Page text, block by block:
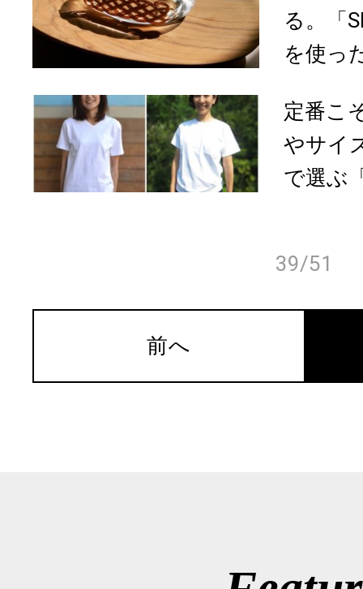
る。「
を使っ
定番こ
やサイ
で選ぶ
39/51
前へ